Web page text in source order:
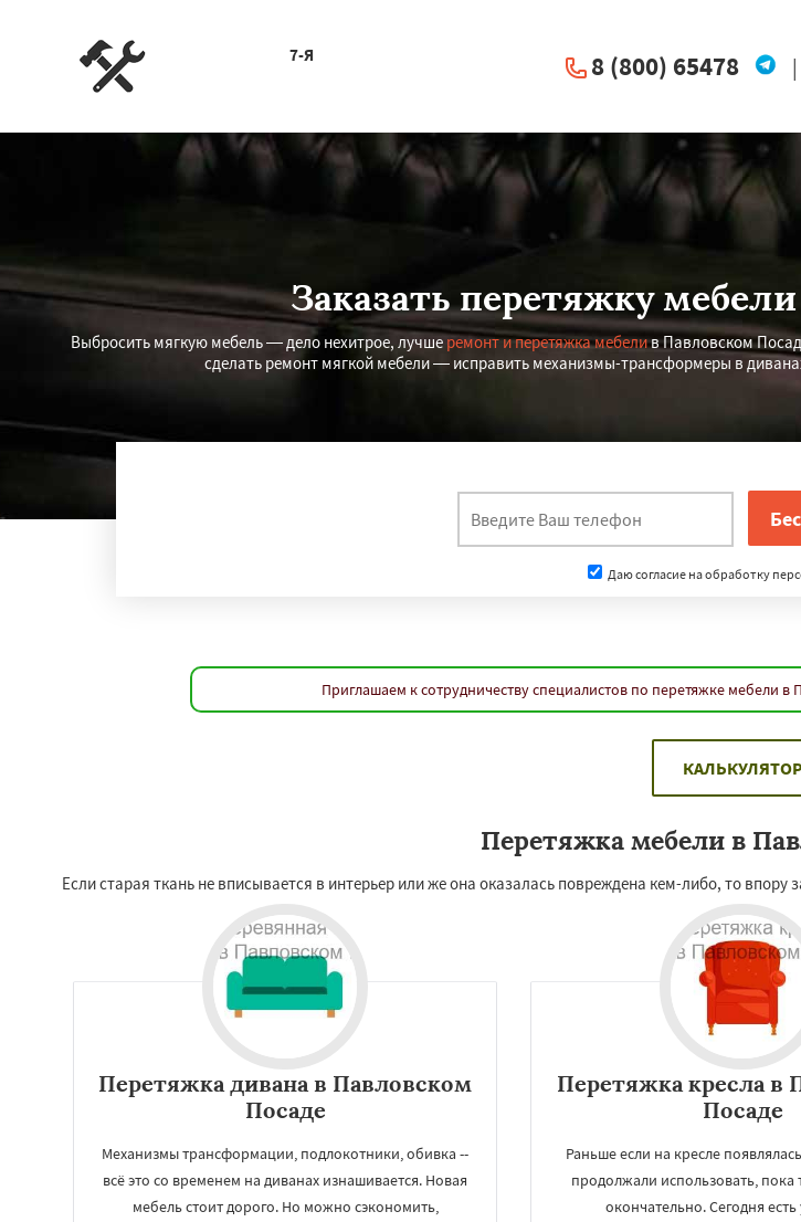
7-Я 8 (800) 65478 |
Заказать перетяжку
Выбросить мягкую мебель — дело нехитрое, лучше ремонт и перетяжка мебелив Павловском
сделать ремонт мягкой мебели — исправить механизмы-трансформеры в
Даю согласие на обработку
Приглашаем к сотрудничеству специалистов по перетяжке мебели в
КАЛЬКУЛЯТОР
Перетяжка мебели в
Если старая ткань не вписывается в интерьер или же она оказалась повреждена кем-либо, то впору
Перетяжка дивана в Павловском
Посаде
Механизмы трансформации, подлокотники, обивка --
всё это со временем на диванах изнашивается. Новая
мебель стоит дорого. Но можно сэкономить,
Перетяжка кресла в
Посаде
Раньше если на кресле
продолжали использовать, пока
окончательно. Сегодня